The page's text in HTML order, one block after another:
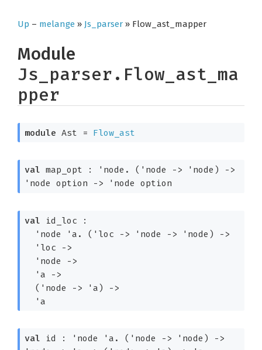
Up – melange » Js_parser » Flow_ast_mapper
Module
Js_parser.Flow_ast_ma
pper
module Ast = Flow_ast
val map_opt : 'node. ( 'node -> 'node )
->
'node option -> 'node option
val id_loc :
  'node 'a.
( 'loc -> 'node -> 'node )
->
'loc
->
'node
->
'a
->
( 'node -> 'a)
->
'a
val id : 'node 'a. ( 'node -> 'node )
->